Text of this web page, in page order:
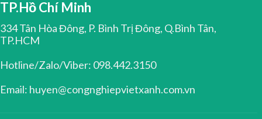
TP.Hồ Chí Minh
334 Tân Hòa Đông, P. Bình Trị Đông, Q.Bình Tân,
TP.HCM
Hotline/Zalo/Viber: 098.442.3150
Email: huyen@congnghiepvietxanh.com.vn